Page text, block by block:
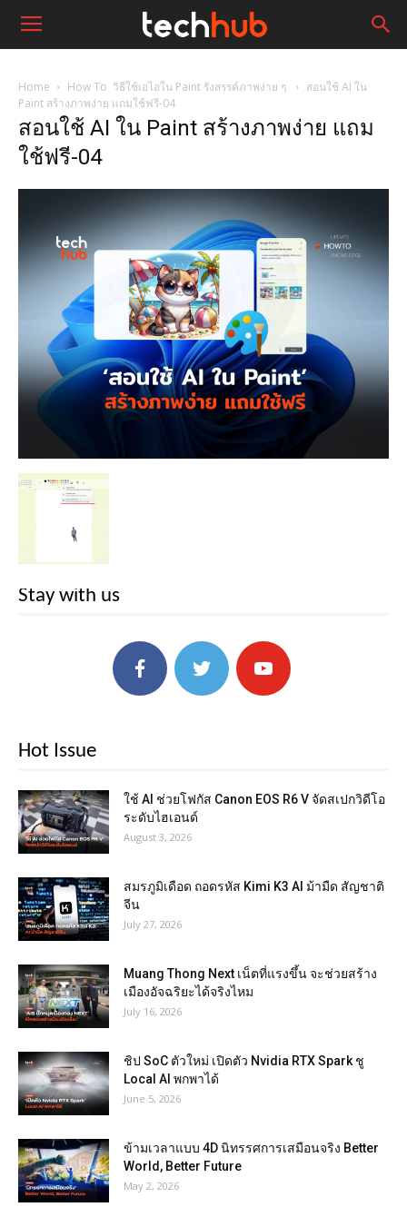
Home How To วิธีใช้เอไอใน Paint รังสรรค์ภาพง่าย ๆ
สอนใช้ AI ใน
Paint สร้างภาพง่าย แถมใช้ฟรี-04
สอนใช้ AI ใน Paint สร้างภาพง่าย แถม
ใช้ฟรี-04
Stay with us
Hot Issue
ใช้ AI ช่วยโฟกัส Canon EOS R6 V จัดสเปกวิดีโอ
ระดับไฮเอนด์
August 3, 2026
สมรภูมิเดือด ถอดรหัส Kimi K3 AI ม้ามืด สัญชาติ
จีน
July 27, 2026
Muang Thong Next เน็ตที่แรงขึ้น จะช่วยสร้าง
เมืองอัจฉริยะได้จริงไหม
July 16, 2026
ชิป SoC ตัวใหม่ เปิดตัว Nvidia RTX Spark ชู
Local AI พกพาได้
June 5, 2026
ข้ามเวลาแบบ 4D นิทรรศการเสมือนจริง Better
World, Better Future
May 2, 2026